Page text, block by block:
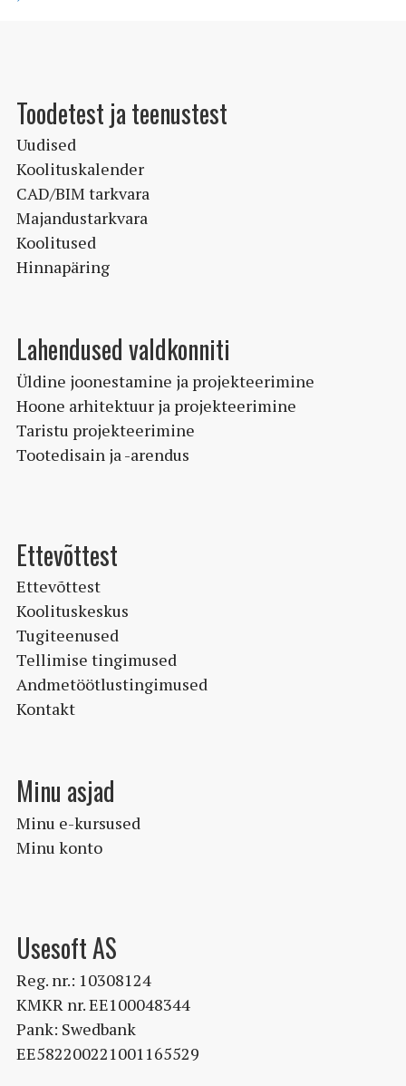
Toodetest ja teenustest
Uudised
Koolituskalender
CAD/BIM tarkvara
Majandustarkvara
Koolitused
Hinnapäring
Lahendused valdkonniti
Üldine joonestamine ja projekteerimine
Hoone arhitektuur ja projekteerimine
Taristu projekteerimine
Tootedisain ja -arendus
Ettevõttest
Ettevõttest
Koolituskeskus
Tugiteenused
Tellimise tingimused
Andmetöötlustingimused
Kontakt
Minu asjad
Minu e-kursused
Minu konto
Usesoft AS
Reg. nr.: 10308124
KMKR nr. EE100048344
Pank: Swedbank
EE582200221001165529